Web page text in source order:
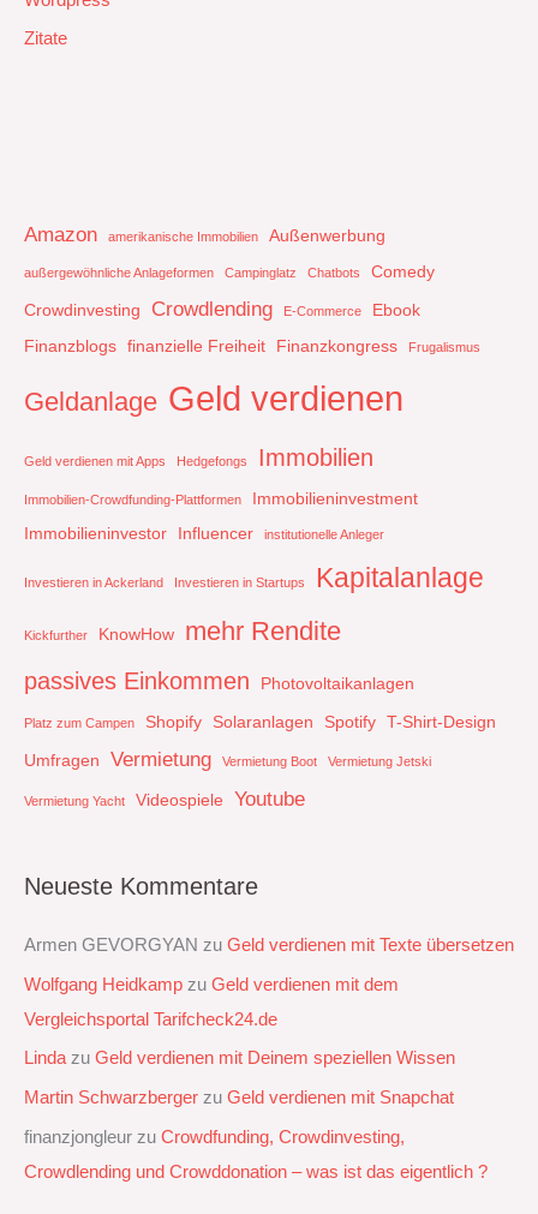
Zitate
Amazon amerikanische Immobilien Außenwerbung
außergewöhnliche Anlageformen Campinglatz Chatbots
Comedy
Crowdinvesting
Crowdlending E-Commerce
Ebook
Finanzblogs finanzielle Freiheit Finanzkongress Frugalismus
Geldanlage Geld verdienen
Geld verdienen mit Apps Hedgefongs Immobilien
Immobilien-Crowdfunding-Plattformen
Immobilieninvestment
Immobilieninvestor
Influencer institutionelle Anleger
Investieren in Ackerland Investieren in Startups Kapitalanlage
Kickfurther KnowHow mehr Rendite
passives Einkommen Photovoltaikanlagen
Platz zum Campen Shopify Solaranlagen Spotify T-Shirt-Design
Umfragen
Vermietung Vermietung Boot Vermietung Jetski
Vermietung Yacht Videospiele Youtube
Neueste Kommentare
Armen GEVORGYAN zu Geld verdienen mit Texte übersetzen
Wolfgang Heidkamp zu Geld verdienen mit dem
Vergleichsportal Tarifcheck24.de
Lindazu Geld verdienen mit Deinem speziellen Wissen
Martin Schwarzberger zu Geld verdienen mit Snapchat‭
finanzjongleur zu Crowdfunding, Crowdinvesting,
Crowdlending und Crowddonation – was ist das eigentlich ?